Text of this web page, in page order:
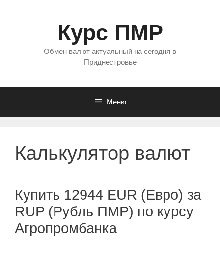
Курс ПМР
Обмен валют актуальный на сегодня в
Приднестровье
Меню
Калькулятор валют
Купить 12944 EUR (Евро) за
RUP (Рубль ПМР) по курсу
Агропромбанка